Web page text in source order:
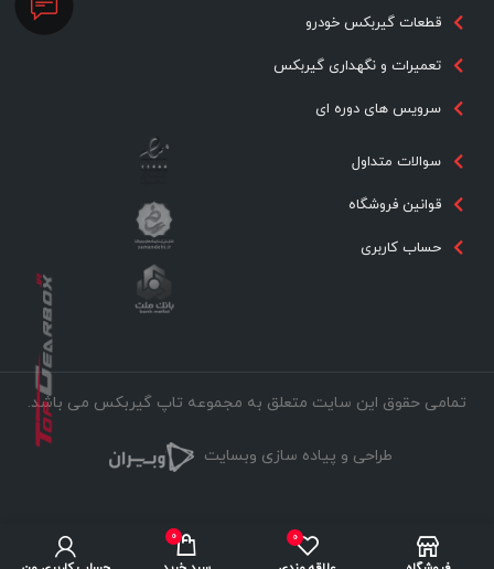
قطعات گیربکس خودرو
تعمیرات و نگهداری گیربکس
سرویس های دوره ای
سوالات متداول
قوانین فروشگاه
حساب کاربری
تمامی حقوق این سایت متعلق به مجموعه تاپ گیربکس می باشد.
طراحی و پیاده سازی وبسایت
0
0